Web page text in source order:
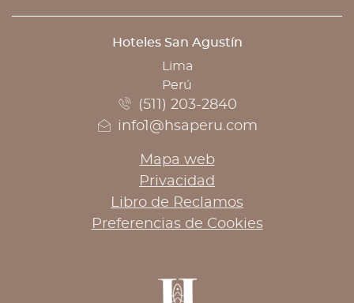
DIRECCIÓNHoteles San Agustín
Lima
Perú
(511) 203-2840
info1@hsaperu.com
Mapa web
Privacidad
Libro de Reclamos
Preferencias de Cookies